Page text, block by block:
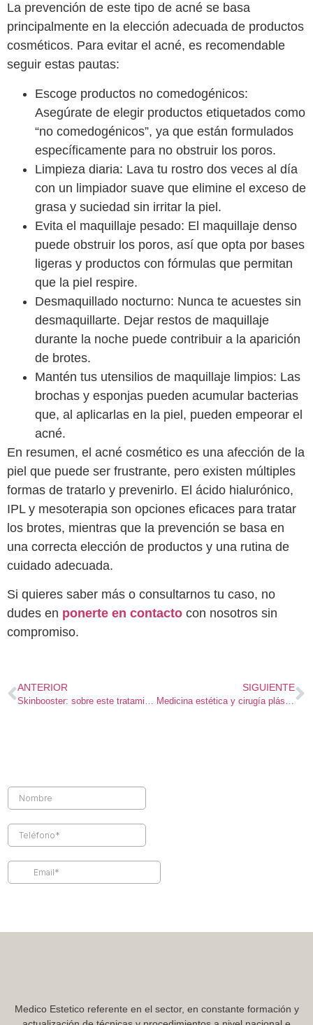
La prevención de este tipo de acné se basa
principalmente en la elección adecuada de productos
cosméticos. Para evitar el acné, es recomendable
seguir estas pautas:
Escoge productos no comedogénicos:
Asegúrate de elegir productos etiquetados como
“no comedogénicos”, ya que están formulados
específicamente para no obstruir los poros.
Limpieza diaria: Lava tu rostro dos veces al día
con un limpiador suave que elimine el exceso de
grasa y suciedad sin irritar la piel.
Evita el maquillaje pesado: El maquillaje denso
puede obstruir los poros, así que opta por bases
ligeras y productos con fórmulas que permitan
que la piel respire.
Desmaquillado nocturno: Nunca te acuestes sin
desmaquillarte. Dejar restos de maquillaje
durante la noche puede contribuir a la aparición
de brotes.
Mantén tus utensilios de maquillaje limpios: Las
brochas y esponjas pueden acumular bacterias
que, al aplicarlas en la piel, pueden empeorar el
acné.
En resumen, el acné cosmético es una afección de la
piel que puede ser frustrante, pero existen múltiples
formas de tratarlo y prevenirlo. El ácido hialurónico,
IPL y mesoterapia son opciones eficaces para tratar
los brotes, mientras que la prevención se basa en
una correcta elección de productos y una rutina de
cuidado adecuada.
Si quieres saber más o consultarnos tu caso, no
dudes en ponerte en contacto con nosotros sin
compromiso.
ANTERIOR
Skinbooster: sobre este tratamiento
SIGUIENTE
Medicina estética y cirugía plástica: Diferencias y similitudes
Medico Estetico referente en el sector, en constante formación y